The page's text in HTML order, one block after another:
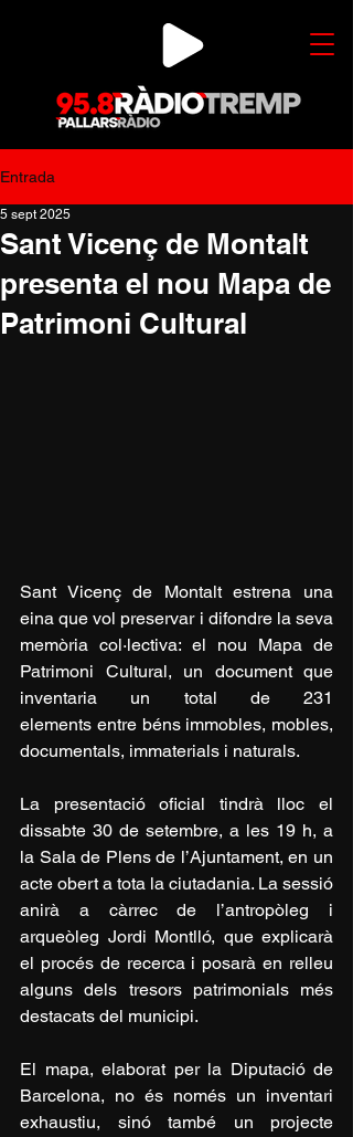
Entrada
Sant Vicenç de Montalt
presenta el nou Mapa de
Patrimoni Cultural
5 sept 2025
Sant Vicenç de Montalt estrena una
eina que vol preservar i difondre la seva
memòria col·lectiva: el nou Mapa de
Patrimoni Cultural, un document que
inventaria un total de 231
elements entre béns immobles, mobles,
documentals, immaterials i naturals.
La presentació oficial tindrà lloc el
dissabte 30 de setembre, a les 19 h, a
la Sala de Plens de l’Ajuntament, en un
acte obert a tota la ciutadania. La sessió
anirà a càrrec de l’antropòleg i
arqueòleg Jordi Montlló, que explicarà
el procés de recerca i posarà en relleu
alguns dels tresors patrimonials més
destacats del municipi.
El mapa, elaborat per la Diputació de
Barcelona, no és només un inventari
exhaustiu, sinó també un projecte